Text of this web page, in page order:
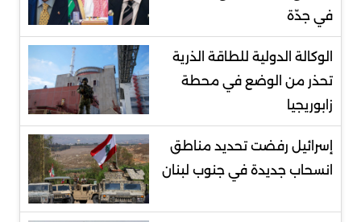
في جدّة
الوكالة الدولية للطاقة الذرية
تحذر من الوضع في محطة
زابوريجيا
إسرائيل رفضت تحديد مناطق
انسحاب جديدة في جنوب لبنان